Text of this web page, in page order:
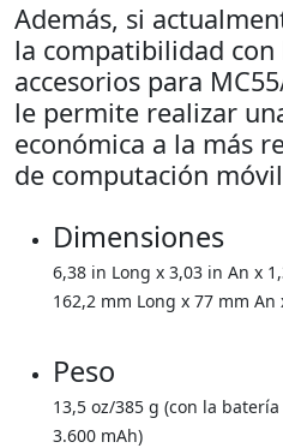
Además, si
la compatibilidad
accesorios para
le permite realizar
económica a la más
de computación móvil
Dimensiones
6,38 in Long x 3,03 in An x
162,2 mm Long x 77 mm An
Peso
13,5 oz/385 g (con la
3.600 mAh)